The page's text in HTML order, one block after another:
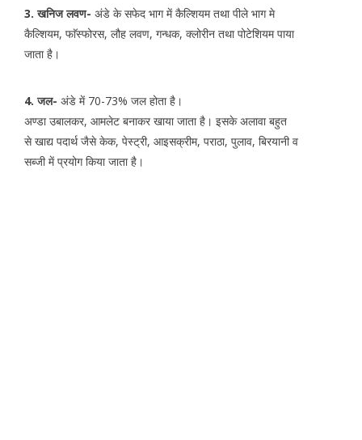
3. खनिज लवण- अंडे के सफेद भाग में कैल्शियम तथा पीले भाग मे
कैल्शियम, फाॅस्फोरस, लौह लवण, गन्धक, क्लोरीन तथा पोटेशियम पाया
जाता है।
4. जल- अंडे में 70-73% जल होता है।
अण्डा उबालकर, आमलेट बनाकर खाया जाता है। इसके अलावा बहुत
से खाद्य पदार्थ जैसे केक, पेस्ट्री, आइसक्रीम, पराठा, पुलाव, बिरयानी व
सब्जी में प्रयोग किया जाता है।